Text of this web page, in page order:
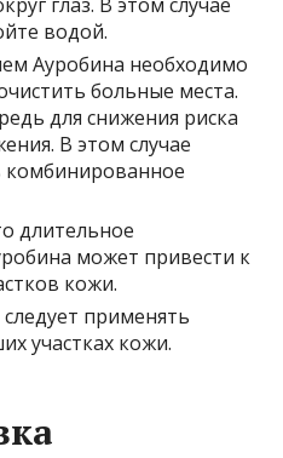
водой.
Ауробина необходимо
больные места.
для снижения риска
В этом случае
комбинированное
длительное
может привести к
кожи.
применять
участках кожи.